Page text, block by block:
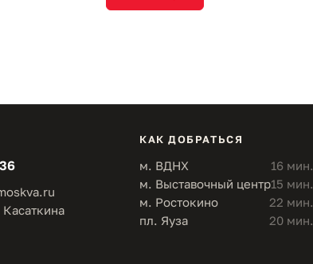
КАК ДОБРАТЬСЯ
м. ВДНХ
16 мин.
м. Выставочный центр15 мин.
м. Ростокино
22 мин.
пл. Яуза
20 мин.